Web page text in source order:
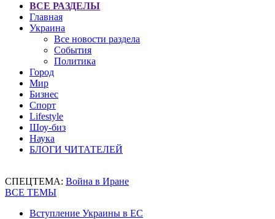
ВСЕ РАЗДЕЛЫ
Главная
Украина
Все новости раздела
События
Политика
Город
Мир
Бизнес
Спорт
Lifestyle
Шоу-биз
Наука
БЛОГИ ЧИТАТЕЛЕЙ
СПЕЦТЕМА: Война в Иране
ВСЕ ТЕМЫ
Вступление Украины в ЕС